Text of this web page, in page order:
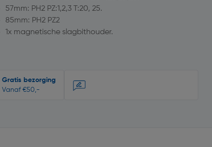
57mm: PH2 PZ:1,2,3 T:20, 25.
85mm: PH2 PZ2
1x magnetische slagbithouder.
Gratis bezorging
Vanaf €50,-